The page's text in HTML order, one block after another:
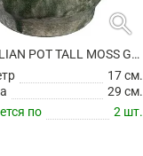
search
ВАЗА JULIAN POT TALL MOSS GREEN
17 см.
29 см.
по
2 шт.